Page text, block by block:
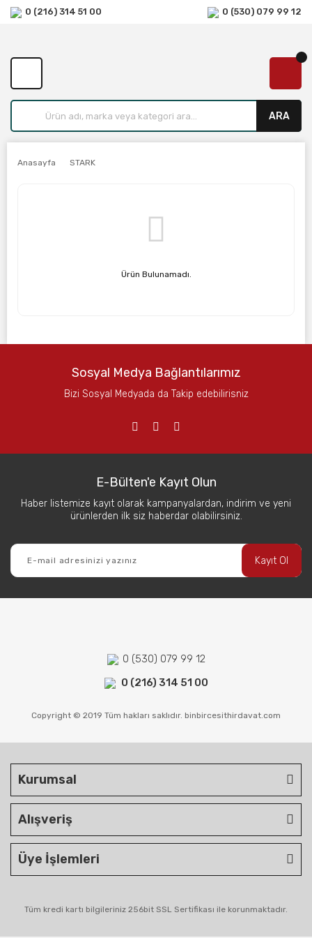
0 (216) 314 51 00 0 (530) 079 99 12
ARA
Anasayfa STARK
Ürün Bulunamadı.
Sosyal Medya Bağlantılarımız
Bizi Sosyal Medyada da Takip edebilirisniz
E-Bülten'e Kayıt Olun
Haber listemize kayıt olarak kampanyalardan, indirim ve yeni
ürünlerden ilk siz haberdar olabilirsiniz.
Kayıt Ol
0 (530) 079 99 12
0 (216) 314 51 00
Copyright © 2019 Tüm hakları saklıdır. binbircesithirdavat.com
Kurumsal
Alışveriş
Üye İşlemleri
Tüm kredi kartı bilgileriniz 256bit SSL Sertifikası ile korunmaktadır.